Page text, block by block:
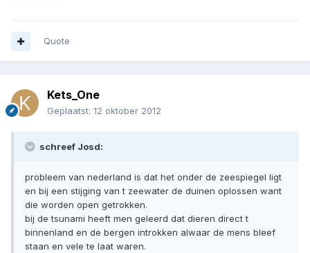
Quote
Kets_One
Geplaatst: 12 oktober 2012
schreef Josd:
probleem van nederland is dat het onder de zeespiegel ligt
en bij een stijging van t zeewater de duinen oplossen want
die worden open getrokken.
bij de tsunami heeft men geleerd dat dieren direct t
binnenland en de bergen introkken alwaar de mens bleef
staan en vele te laat waren.